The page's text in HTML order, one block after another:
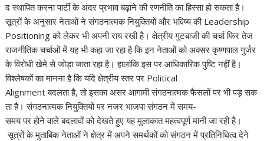
द स्थापित करना पार्टी के अंदर प्रभाव बढ़ाने की रणनीति का हिस्सा हो सकता है।
सूत्रों के अनुसार नेताओं ने संगठनात्मक नियुक्तियों और भविष्य की Leadership
Positioning को लेकर भी अपनी राय रखी है। क्षेत्रीय गुटबाजी की चर्चा फिर तेज
राजनीतिक चर्चाओं में यह भी कहा जा रहा है कि इन नेताओं को अक्सर कृष्णपाल गुर्जर
के विरोधी खेमे से जोड़ा जाता रहा है। हालांकि इस पर आधिकारिक पुष्टि नहीं है।
विश्लेषकों का मानना है कि यदि क्षेत्रीय स्तर पर Political
Alignment बदलता है, तो इसका असर आगामी संगठनात्मक फैसलों पर भी पड़ सक
ता है। संगठनात्मक नियुक्तियों पर नजर भाजपा संगठन में समय-
समय पर होने वाले बदलावों को देखते हुए यह मुलाकात महत्वपूर्ण मानी जा रही है।
सूत्रों के मुताबिक नेताओं ने क्षेत्र में अपने समर्थकों को संगठन में प्रतिनिधित्व देने